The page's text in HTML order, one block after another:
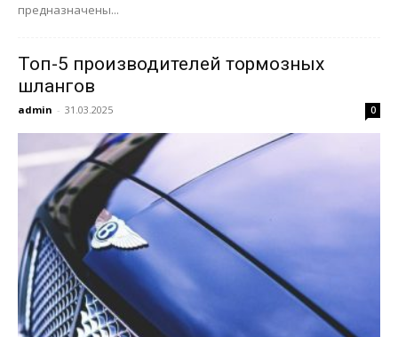
предназначены...
Топ-5 производителей тормозных
шлангов
admin - 31.03.2025 0